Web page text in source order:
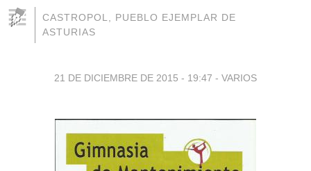
CASTROPOL, PUEBLO EJEMPLAR DE
ASTURIAS
21 DE DICIEMBRE DE 2015 - 19:47 - VARIOS